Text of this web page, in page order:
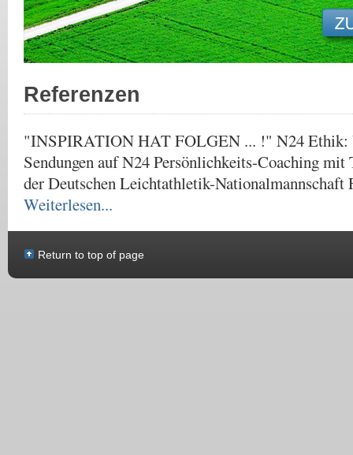
Referenzen
"INSPIRATION HAT FOLGEN ... !" N24 Ethik:
Sendungen auf N24 Persönlichkeits-Coaching
der Deutschen Leichtathletik-
Weiterlesen...
Return to top of page